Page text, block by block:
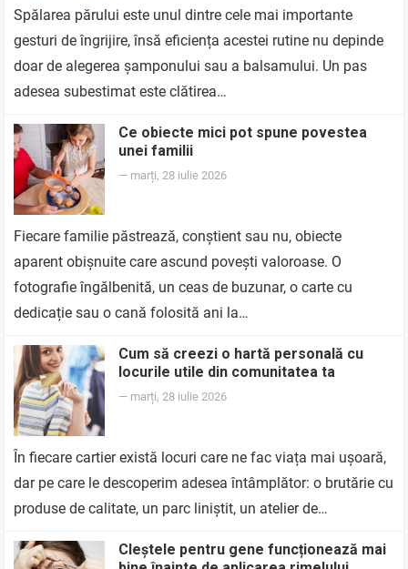
Spălarea părului este unul dintre cele mai importante
gesturi de îngrijire, însă eficiența acestei rutine nu depinde
doar de alegerea șamponului sau a balsamului. Un pas
adesea subestimat este clătirea…
Ce obiecte mici pot spune povestea
unei familii
— marți, 28 iulie 2026
Fiecare familie păstrează, conștient sau nu, obiecte
aparent obișnuite care ascund povești valoroase. O
fotografie îngălbenită, un ceas de buzunar, o carte cu
dedicație sau o cană folosită ani la…
Cum să creezi o hartă personală cu
locurile utile din comunitatea ta
— marți, 28 iulie 2026
În fiecare cartier există locuri care ne fac viața mai ușoară,
dar pe care le descoperim adesea întâmplător: o brutărie cu
produse de calitate, un parc liniștit, un atelier de…
Cleștele pentru gene funcționează mai